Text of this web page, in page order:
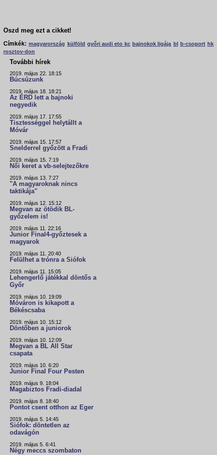
Oszd meg ezt a cikket!
Címkék: magyarország külföld győri audi eto kc bajnokok ligája bl b-csoport hk
rosztov-don
További hírek
2019. május 22. 18:15
Búcsúzunk
2019. május 18. 18:21
Az ÉRD lett a bajnoki
negyedik
2019. május 17. 17:55
Tisztességgel helytállt a
Móvár
2019. május 15. 17:57
Snelderrel győzött a Fradi
2019. május 15. 7:19
Női keret a vb-selejtezőkre
2019. május 13. 7:27
"A magyaroknak nincs
taktikája"
2019. május 12. 15:12
Megvan az ötödik BL-
győzelem is!
2019. május 11. 22:16
Junior Final4-győztesek a
magyarok
2019. május 11. 20:40
Felülhet a trónra a Siófok
2019. május 11. 15:05
Lehengerlő játékkal döntős a
Győr
2019. május 10. 19:09
Móváron is kikapott a
Békéscsaba
2019. május 10. 15:12
Döntőben a juniorok
2019. május 10. 12:09
Megvan a BL All Star
csapata
2019. május 10. 6:20
Junior Final Four Pesten
2019. május 9. 18:04
Magabiztos Fradi-diadal
2019. május 8. 18:40
Pontot csent otthon az Eger
2019. május 5. 14:45
Siófok: döntetlen az
odavágón
2019. május 5. 6:41
Négy meccs szombaton